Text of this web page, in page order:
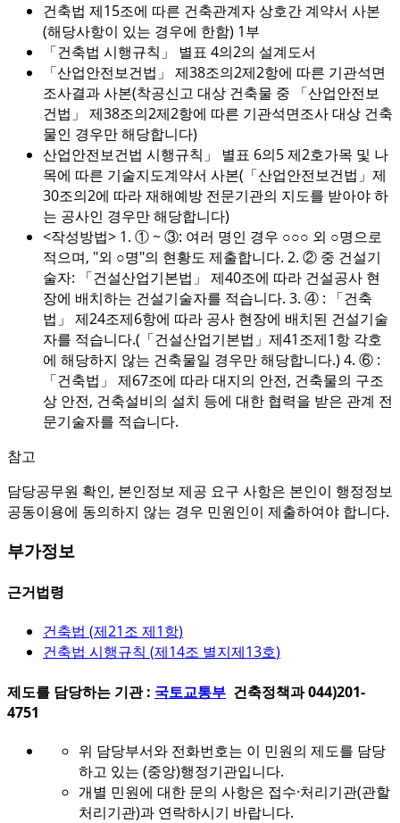
건축법 제15조에 따른 건축관계자 상호간 계약서 사본
(해당사항이 있는 경우에 한함) 1부
「건축법 시행규칙」 별표 4의2의 설계도서
「산업안전보건법」 제38조의2제2항에 따른 기관석면
조사결과 사본(착공신고 대상 건축물 중 「산업안전보
건법」 제38조의2제2항에 따른 기관석면조사 대상 건축
물인 경우만 해당합니다)
산업안전보건법 시행규칙」 별표 6의5 제2호가목 및 나
목에 따른 기술지도계약서 사본(「산업안전보건법」제
30조의2에 따라 재해예방 전문기관의 지도를 받아야 하
는 공사인 경우만 해당합니다)
<작성방법> 1. ① ~ ③: 여러 명인 경우 ○○○ 외 ○명으로
적으며, "외 ○명"의 현황도 제출합니다. 2. ② 중 건설기
술자: 「건설산업기본법」 제40조에 따라 건설공사 현
장에 배치하는 건설기술자를 적습니다. 3. ④ : 「건축
법」 제24조제6항에 따라 공사 현장에 배치된 건설기술
자를 적습니다.(「건설산업기본법」제41조제1항 각호
에 해당하지 않는 건축물일 경우만 해당합니다.) 4. ⑥ :
「건축법」 제67조에 따라 대지의 안전, 건축물의 구조
상 안전, 건축설비의 설치 등에 대한 협력을 받은 관계 전
문기술자를 적습니다.
참고
담당공무원 확인, 본인정보 제공 요구 사항은 본인이 행정정보
공동이용에 동의하지 않는 경우 민원인이 제출하여야 합니다.
부가정보
근거법령
건축법 (제21조 제1항)
건축법 시행규칙 (제14조 별지제13호)
제도를 담당하는 기관 : 국토교통부 건축정책과 044)201-
4751
위 담당부서와 전화번호는 이 민원의 제도를 담당
하고 있는 (중앙)행정기관입니다.
개별 민원에 대한 문의 사항은 접수·처리기관(관할
처리기관)과 연락하시기 바랍니다.